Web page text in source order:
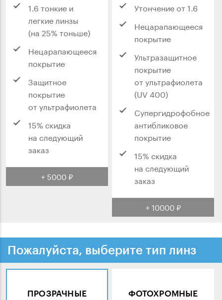
1.6 тонкие и
легкие линзы
(на 25% тоньше)
Нецарапающееся
покрытие
Защитное
покрытие
от ультрафиолета
15% скидка
на следующий
заказ
+ 5000 ₽
Утончение от 1.6
Нецарапающееся
покрытие
Ультразащитное
покрытие
от ультрафиолета
(UV 400)
Супергидрофобное
антибликовое
покрытие
15% скидка
на следующий
заказ
+ 10000 ₽
Пожалуйста, выберите тип линз
ПРОЗРАЧНЫЕ ФОТОХРОМНЫЕ